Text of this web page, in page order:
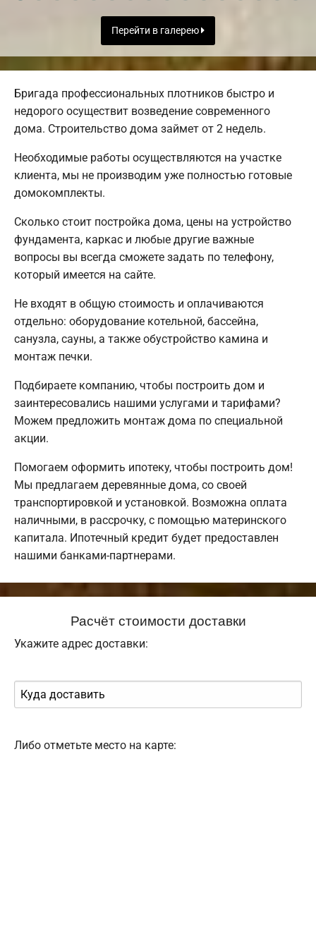
Перейти в галерею
Бригада профессиональных плотников быстро и
недорого осуществит возведение современного
дома. Строительство дома займет от 2 недель.
Необходимые работы осуществляются на участке
клиента, мы не производим уже полностью готовые
домокомплекты.
Сколько стоит постройка дома, цены на устройство
фундамента, каркас и любые другие важные
вопросы вы всегда сможете задать по телефону,
который имеется на сайте.
Не входят в общую стоимость и оплачиваются
отдельно: оборудование котельной, бассейна,
санузла, сауны, а также обустройство камина и
монтаж печки.
Подбираете компанию, чтобы построить дом и
заинтересовались нашими услугами и тарифами?
Можем предложить монтаж дома по специальной
акции.
Помогаем оформить ипотеку, чтобы построить дом!
Мы предлагаем деревянные дома, со своей
транспортировкой и установкой. Возможна оплата
наличными, в рассрочку, с помощью материнского
капитала. Ипотечный кредит будет предоставлен
нашими банками-партнерами.
Расчёт стоимости доставки
Укажите адрес доставки:
Либо отметьте место на карте: